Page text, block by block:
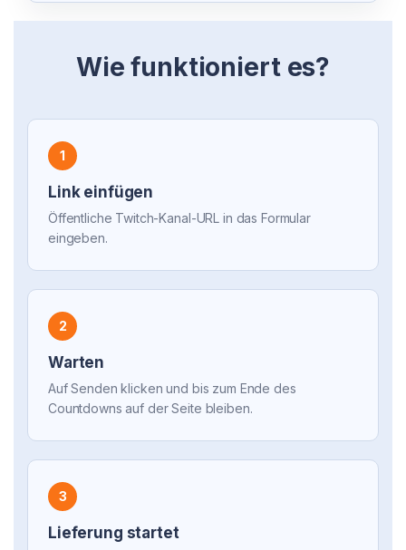
Wie funktioniert es?
1
Link einfügen
Öffentliche Twitch-Kanal-URL in das Formular
eingeben.
2
Warten
Auf Senden klicken und bis zum Ende des
Countdowns auf der Seite bleiben.
3
Lieferung startet